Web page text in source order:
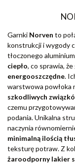
Garnki Norven to
konstrukcji i wygody
tłoczonego
ciepło, co sprawia,
energooszczędne.
warstwowa powłoka
szkodliwych
czemu
podania. Unikalna
naczynia
minimalną ilością
teksturę potraw. Z
żaroodporny lakier